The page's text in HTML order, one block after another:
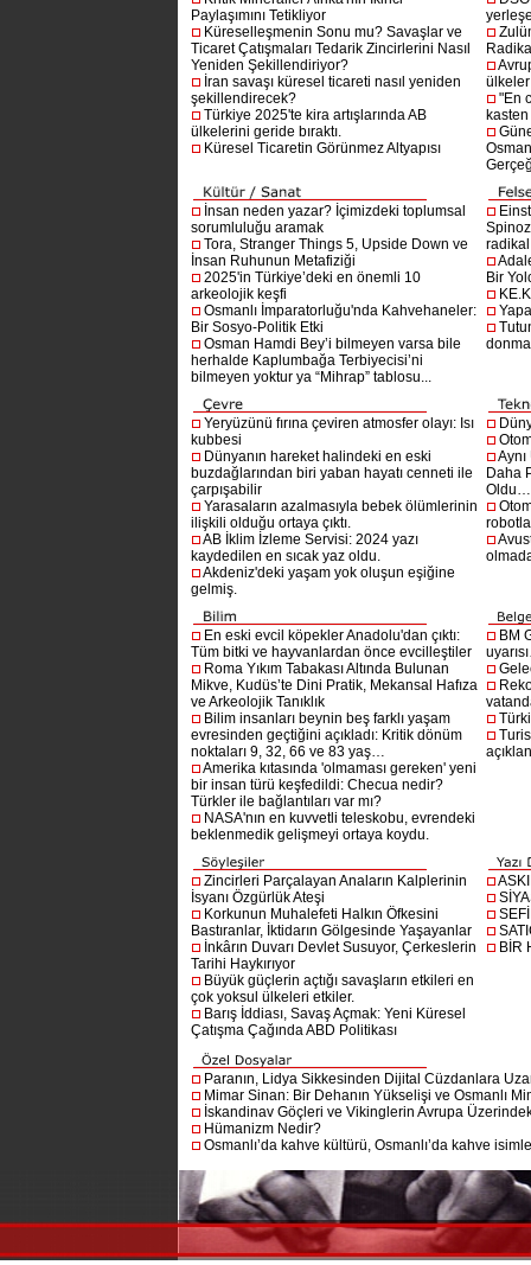
Paylaşımını Tetikliyor
Küreselleşmenin Sonu mu? Savaşlar ve
Ticaret Çatışmaları Tedarik Zincirlerini Nasıl
Yeniden Şekillendiriyor?
İran savaşı küresel ticareti nasıl yeniden
şekillendirecek?
Türkiye 2025'te kira artışlarında AB
ülkelerini geride bıraktı.
Küresel Ticaretin Görünmez Altyapısı
"En
İnsan neden yazar? İçimizdeki toplumsal
sorumluluğu aramak
Tora, Stranger Things 5, Upside Down ve
İnsan Ruhunun Metafiziği
2025'in Türkiye’deki en önemli 10
arkeolojik keşfi
Osmanlı İmparatorluğu'nda Kahvehaneler:
Bir Sosyo-Politik Etki
Osman Hamdi Bey’i bilmeyen varsa bile
herhalde Kaplumbağa Terbiyecisi’ni
bilmeyen yoktur ya “Mihrap” tablosu...
Bir
Yeryüzünü fırına çeviren atmosfer olayı: Isı
kubbesi
Dünyanın hareket halindeki en eski
buzdağlarından biri yaban hayatı cenneti ile
çarpışabilir
Yarasaların azalmasıyla bebek ölümlerinin
ilişkili olduğu ortaya çıktı.
AB İklim İzleme Servisi: 2024 yazı
kaydedilen en sıcak yaz oldu.
Akdeniz'deki yaşam yok oluşun eşiğine
gelmiş.
Daha
Oldu…
En eski evcil köpekler Anadolu'dan çıktı:
Tüm bitki ve hayvanlardan önce evcilleştiler
Roma Yıkım Tabakası Altında Bulunan
Mikve, Kudüs’te Dini Pratik, Mekansal Hafıza
ve Arkeolojik Tanıklık
Bilim insanları beynin beş farklı yaşam
evresinden geçtiğini açıkladı: Kritik dönüm
noktaları 9, 32, 66 ve 83 yaş…
Amerika kıtasında 'olmaması gereken' yeni
bir insan türü keşfedildi: Checua nedir?
Türkler ile bağlantıları var mı?
NASA'nın en kuvvetli teleskobu, evrendeki
beklenmedik gelişmeyi ortaya koydu.
BM
Zincirleri Parçalayan Anaların Kalplerinin
İsyanı Özgürlük Ateşi
Korkunun Muhalefeti Halkın Öfkesini
Bastıranlar, İktidarın Gölgesinde Yaşayanlar
İnkârın Duvarı Devlet Susuyor, Çerkeslerin
Tarihi Haykırıyor
Büyük güçlerin açtığı savaşların etkileri en
çok yoksul ülkeleri etkiler.
Barış İddiası, Savaş Açmak: Yeni Küresel
Çatışma Çağında ABD Politikası
BİR
Paranın, Lidya Sikkesinden Dijital Cüzdanlara
Mimar Sinan: Bir Dehanın Yükselişi ve Osmanlı
İskandinav Göçleri ve Vikinglerin Avrupa
Hümanizm Nedir?
Osmanlı’da kahve kültürü, Osmanlı’da kahve